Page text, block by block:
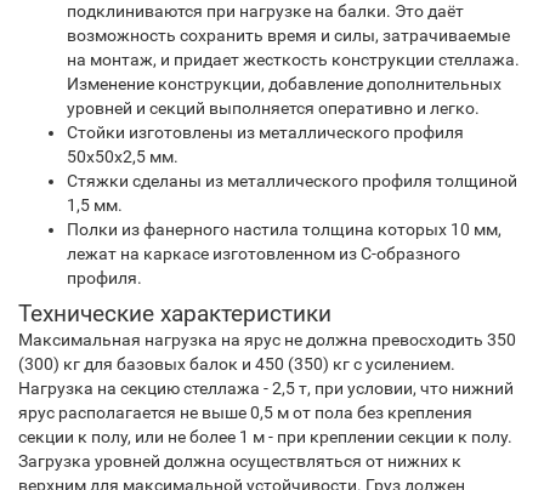
подклиниваются при нагрузке на балки. Это даёт
возможность сохранить время и силы, затрачиваемые
на монтаж, и придает жесткость конструкции стеллажа.
Изменение конструкции, добавление дополнительных
уровней и секций выполняется оперативно и легко.
Стойки изготовлены из металлического профиля
50х50х2,5 мм.
Стяжки сделаны из металлического профиля толщиной
1,5 мм.
Полки из фанерного настила толщина которых 10 мм,
лежат на каркасе изготовленном из С-образного
профиля.
Технические характеристики
Максимальная нагрузка на ярус не должна превосходить 350
(300) кг для базовых балок и 450 (350) кг с усилением.
Нагрузка на секцию стеллажа - 2,5 т, при условии, что нижний
ярус располагается не выше 0,5 м от пола без крепления
секции к полу, или не более 1 м - при креплении секции к полу.
Загрузка уровней должна осуществляться от нижних к
верхним для максимальной устойчивости. Груз должен